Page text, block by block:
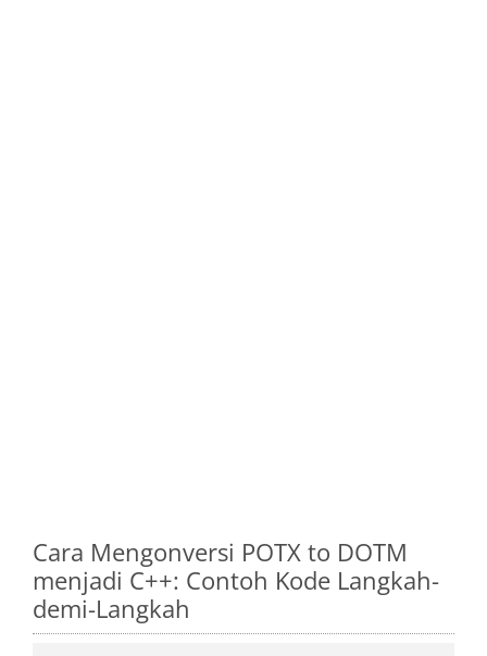
Cara Mengonversi POTX to DOTM
menjadi C++: Contoh Kode Langkah-
demi-Langkah